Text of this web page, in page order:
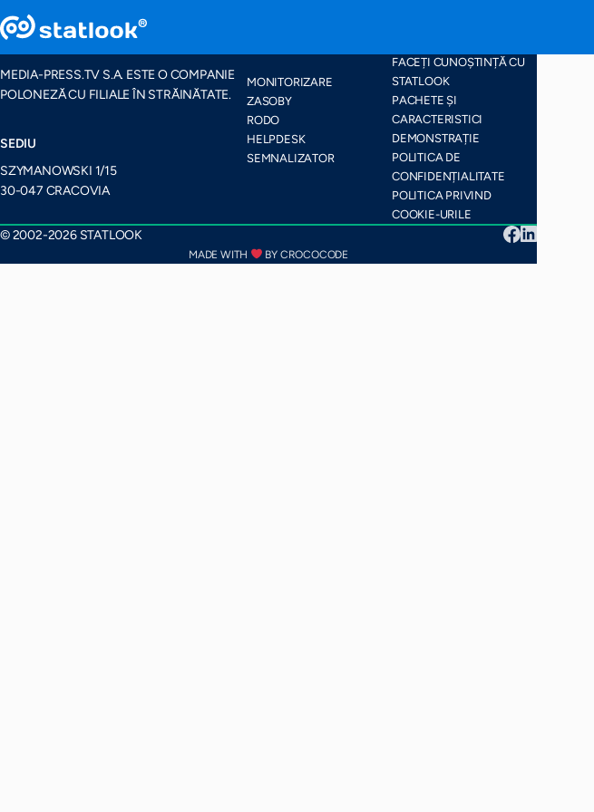
MEDIA-PRESS.TV S.A. ESTE O COMPANIE
POLONEZĂ CU FILIALE ÎN STRĂINĂTATE.
SEDIU
SZYMANOWSKI 1/15
30-047 CRACOVIA
MONITORIZARE
ZASOBY
RODO
HELPDESK
SEMNALIZATOR
FACEȚI CUNOȘTINȚĂ CU
STATLOOK
PACHETE ȘI
CARACTERISTICI
DEMONSTRAȚIE
POLITICA DE
CONFIDENȚIALITATE
POLITICA PRIVIND
COOKIE-URILE
© 2002-2026 STATLOOK
MADE WITH BY CROCOCODE